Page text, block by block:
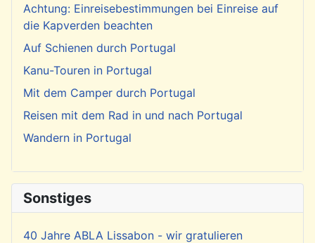
Achtung: Einreisebestimmungen bei Einreise auf
die Kapverden beachten
Auf Schienen durch Portugal
Kanu-Touren in Portugal
Mit dem Camper durch Portugal
Reisen mit dem Rad in und nach Portugal
Wandern in Portugal
Sonstiges
40 Jahre ABLA Lissabon - wir gratulieren